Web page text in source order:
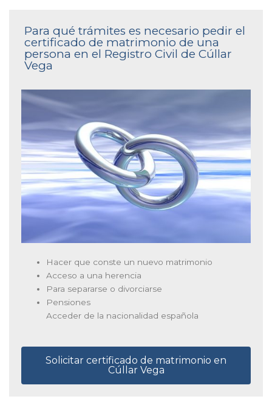
Para qué trámites es necesario pedir el
certificado de matrimonio de una
persona en el Registro Civil de Cúllar
Vega
Hacer que conste un nuevo matrimonio
Acceso a una herencia
Para separarse o divorciarse
Pensiones
Acceder de la nacionalidad española
Solicitar certificado de matrimonio en
Cúllar Vega